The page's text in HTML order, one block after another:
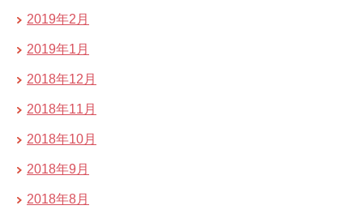
2019年2月
2019年1月
2018年12月
2018年11月
2018年10月
2018年9月
2018年8月